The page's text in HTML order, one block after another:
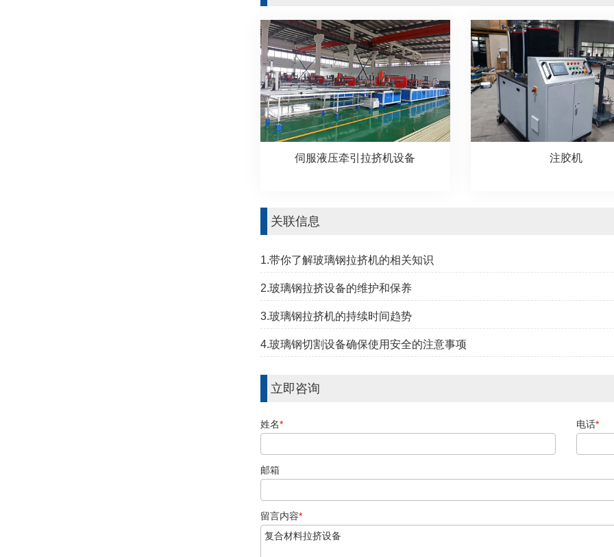
伺服液压牵引拉挤机设备 注胶机
关联信息
1.带你了解玻璃钢拉挤机的相关知识
2.玻璃钢拉挤设备的维护和保养
3.玻璃钢拉挤机的持续时间趋势
4.玻璃钢切割设备确保使用安全的注意事项
立即咨询
姓名* 电话*
邮箱
留言内容*